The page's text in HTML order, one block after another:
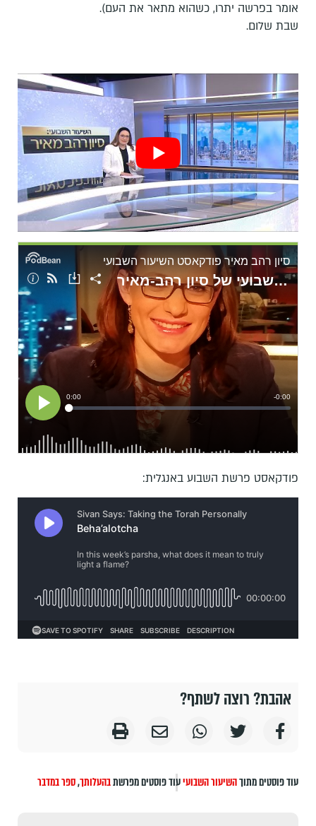
אומר בפרשה יתרו, כשהוא מתאר את העם).
שבת שלום.
פודקאסט פרשת השבוע באנגלית:
אהבת? רוצה לשתף?
עוד פוסטים מתוךהשיעור השבועיעוד פוסטים מפרשתבהעלותך,ספר במדבר